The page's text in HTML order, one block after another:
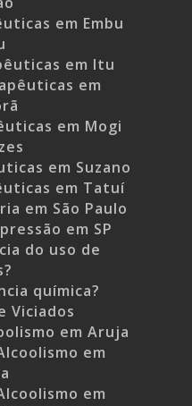
em Embu
em Itu
em
em Mogi
em Suzano
em Tatuí
em São Paulo
em SP
do uso de
química?
Viciados
em Aruja
em
em